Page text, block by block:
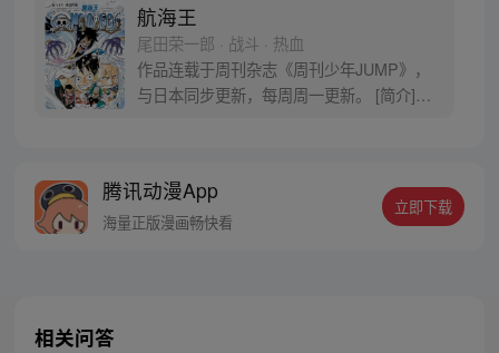
航海王
尾田荣一郎 · 战斗 · 热血
作品连载于周刊杂志《周刊少年JUMP》，
与日本同步更新，每周周一更新。 [简介]有
十年后，路飞为实现与因救他而断臂的杰克
斯的约定而出海，开始了以成为海盗王为目
腾讯动漫App
海量正版漫画畅快看
立即下载
相关问答